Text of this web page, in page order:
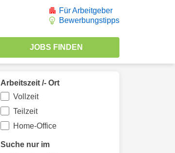
Für Arbeitgeber
Bewerbungstipps
Arbeitszeit /- Ort
Vollzeit
Teilzeit
Home-Office
Suche nur im